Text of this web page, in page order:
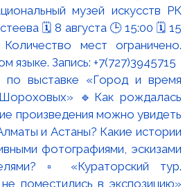
по выставке «Город и время
🔹Как рождалась
произведения можно увидеть
и Астаны? Какие истории
фотографиями, эскизами
▫️ «Кураторский тур.
поместились в экспозицию»